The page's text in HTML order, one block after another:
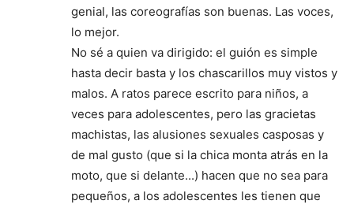
genial, las coreografías son buenas. Las voces,
lo mejor.
No sé a quien va dirigido: el guión es simple
hasta decir basta y los chascarillos muy vistos y
malos. A ratos parece escrito para niños, a
veces para adolescentes, pero las gracietas
machistas, las alusiones sexuales casposas y
de mal gusto (que si la chica monta atrás en la
moto, que si delante...) hacen que no sea para
pequeños, a los adolescentes les tienen que